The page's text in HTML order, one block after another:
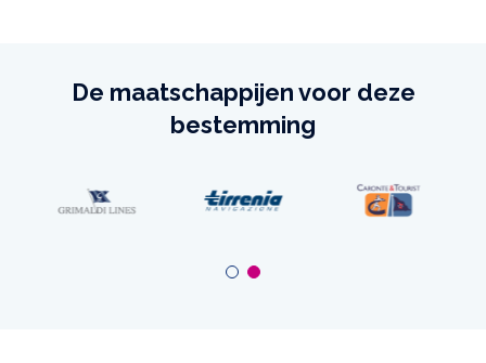
De maatschappijen voor deze
bestemming